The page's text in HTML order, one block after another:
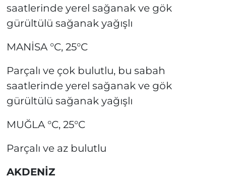
saatlerinde yerel sağanak ve gök
gürültülü sağanak yağışlı
MANİSA °C, 25°C
Parçalı ve çok bulutlu, bu sabah
saatlerinde yerel sağanak ve gök
gürültülü sağanak yağışlı
MUĞLA °C, 25°C
Parçalı ve az bulutlu
AKDENİZ